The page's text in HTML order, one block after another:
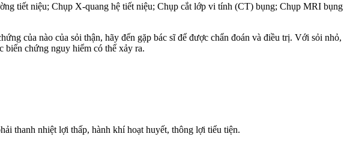
tiết niệu; Chụp X-quang hệ tiết niệu; Chụp cắt lớp vi tính (CT) bụng; Chụp MRI bụng
của nào của sỏi thận, hãy đến gặp bác sĩ để được chẩn đoán và điều trị. Với sỏi nhỏ,
biến chứng nguy hiểm có thể xảy ra.
thanh nhiệt lợi thấp, hành khí hoạt huyết, thông lợi tiểu tiện.